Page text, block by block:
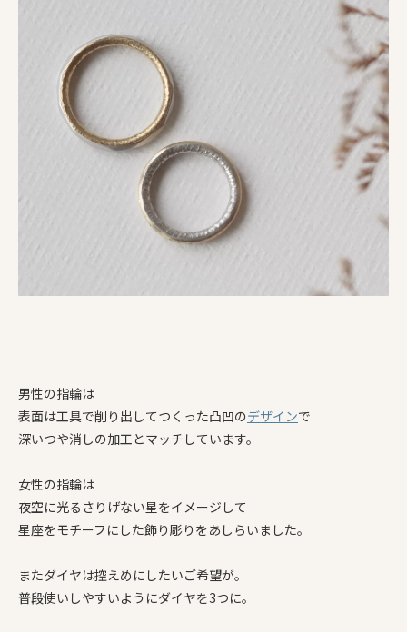
男性の指輪は
表面は工具で削り出してつくった凸凹のデザインで
深いつや消しの加工とマッチしています。
女性の指輪は
夜空に光るさりげない星をイメージして
星座をモチーフにした飾り彫りをあしらいました。
またダイヤは控えめにしたいご希望が。
普段使いしやすいようにダイヤを3つに。